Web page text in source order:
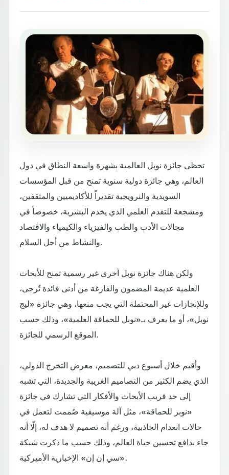
تحظى جائزة نوبل العالمية بشهرة واسعة النطاق في دول
العالم، وهي جائزة دولية سنوية تمنح من قبل المؤسسات
السويدية والنرويجية تقديراً للأكاديميين والمثقفين،
ومشجعة للتقدم العلمي الذي يخدم البشرية، خصوصاً في
مجالات الأدب والطب والفيزياء والكيمياء والاقتصاد
والنشاط من أجل السلام.
ولكن هناك جائزة نوبل أخرى غير رسمية تمنح للأبحاث
العلمية عديمة المضمون والفارغة من أدنى فائدة تُرجى،
وللإنجازات غير المحتملة التي يجب منعها، وهي جائزة «ليج
نوبل»، أو ما يعرف بـ«نوبل للحماقة العلمية»، وذلك حسب
الموقع الرسمي للجائزة.
وأقيم خلال أسبوع دبي للتصميم، معرض التخرج الدولي،
الذي يضم الكثير من التصاميم الغريبة والجديدة، التي تشبه
إلى حد قريب الأبحاث والأفكار التي تشارك في جائزة
«نوبر للحماقة»، مثل آلة موسيقية صُممت لتعمل في
حالات انعدام الجاذبية، ورغم أنه تصميم لا هدف له، إلّا أنه
جاء بدافع تحسين حياة العالم، وذلك حسب ما ذكرت شبكة
«سي إن إن» الإخبارية الأميركية.